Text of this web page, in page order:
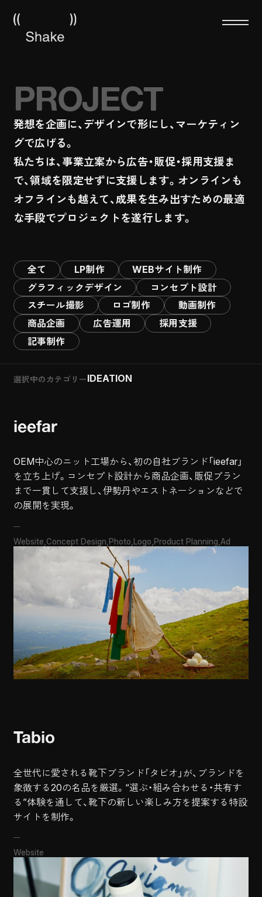
About
Service
Project
News
Recruit
PROJECT
発想を企画に、デザインで形にし、マーケティン
グで広げる。
私たちは、事業立案から広告・販促・採用支援ま
で、領域を限定せずに支援します。オンラインも
オフラインも越えて、成果を生み出すための最適
な手段でプロジェクトを遂行します。
全て LP制作
WEBサイト制作
グラフィックデザイン
コンセプト設計
スチール撮影
ロゴ制作
動画制作
商品企画
広告運用
採用支援
記事制作
選択中のカテゴリー IDEATION
ieefar
OEM中心のニット工場から、初の自社ブランド「ieefar」
を立ち上げ。コンセプト設計から商品企画、販促プラン
まで一貫して支援し、伊勢丹やエストネーションなどで
の展開を実現。
Website Concept Design Photo Logo Product Planning Ad
Tabio
全世代に愛される靴下ブランド「タビオ」が、ブランドを
象徴する20の名品を厳選。“選ぶ・組み合わせる・共有す
る”体験を通して、靴下の新しい楽しみ方を提案する特設
Website